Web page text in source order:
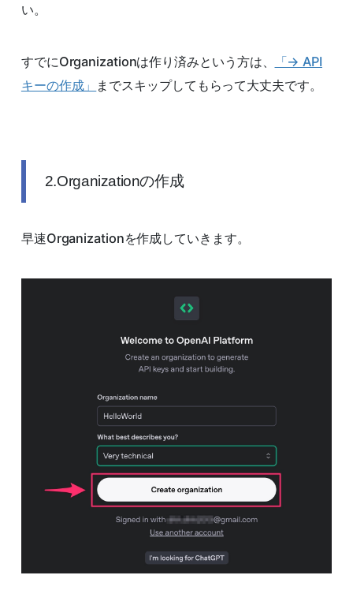
い。
すでにOrganizationは作り済みという方は、
「→ API
キーの作成」 までスキップしてもらって大丈夫です。
2.Organizationの作成
早速Organizationを作成していきます。